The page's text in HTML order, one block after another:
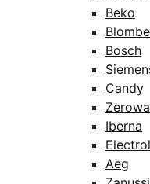
Beko
Bosch
Candy
Iberna
Aeg